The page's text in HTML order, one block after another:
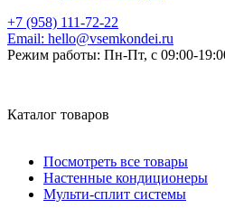
+7 (958) 111-72-22
Email: hello@vsemkondei.ru
Режим работы: Пн-Пт, с 09:00-
Каталог товаров
Посмотреть все товары
Настенные кондиционеры
Мульти-сплит системы